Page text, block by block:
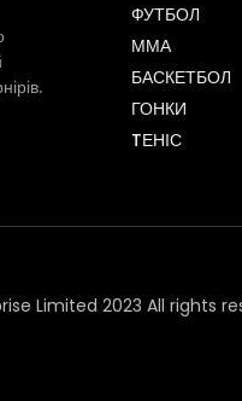
ФУТБОЛ
ММА
БАСКЕТБОЛ
ГОНКИ
TЕНІС
Limited 2023 All rights